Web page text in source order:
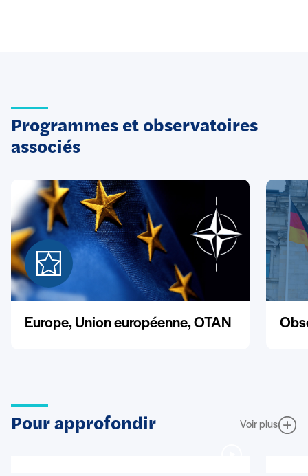
Programmes et observatoires
associés
Europe, Union européenne, OTAN
Pour approfondir Voir plus